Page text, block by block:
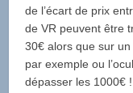
de l’écart de prix
de VR peuvent être
30€ alors que sur
par exemple ou
dépasser les 1000€ !